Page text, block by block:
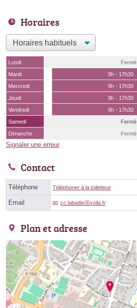
Horaires
Lundi
Fermé
Mardi
9h - 17h30
Mercredi
9h - 17h30
Jeudi
9h - 17h30
Vendredi
9h - 17h30
Samedi
Fermé
Dimanche
Fermé
Signaler une erreur
Contact
Téléphone Téléphoner à la toiletteur
Email cc.labadieⓐvoila.fr
Plan et adresse